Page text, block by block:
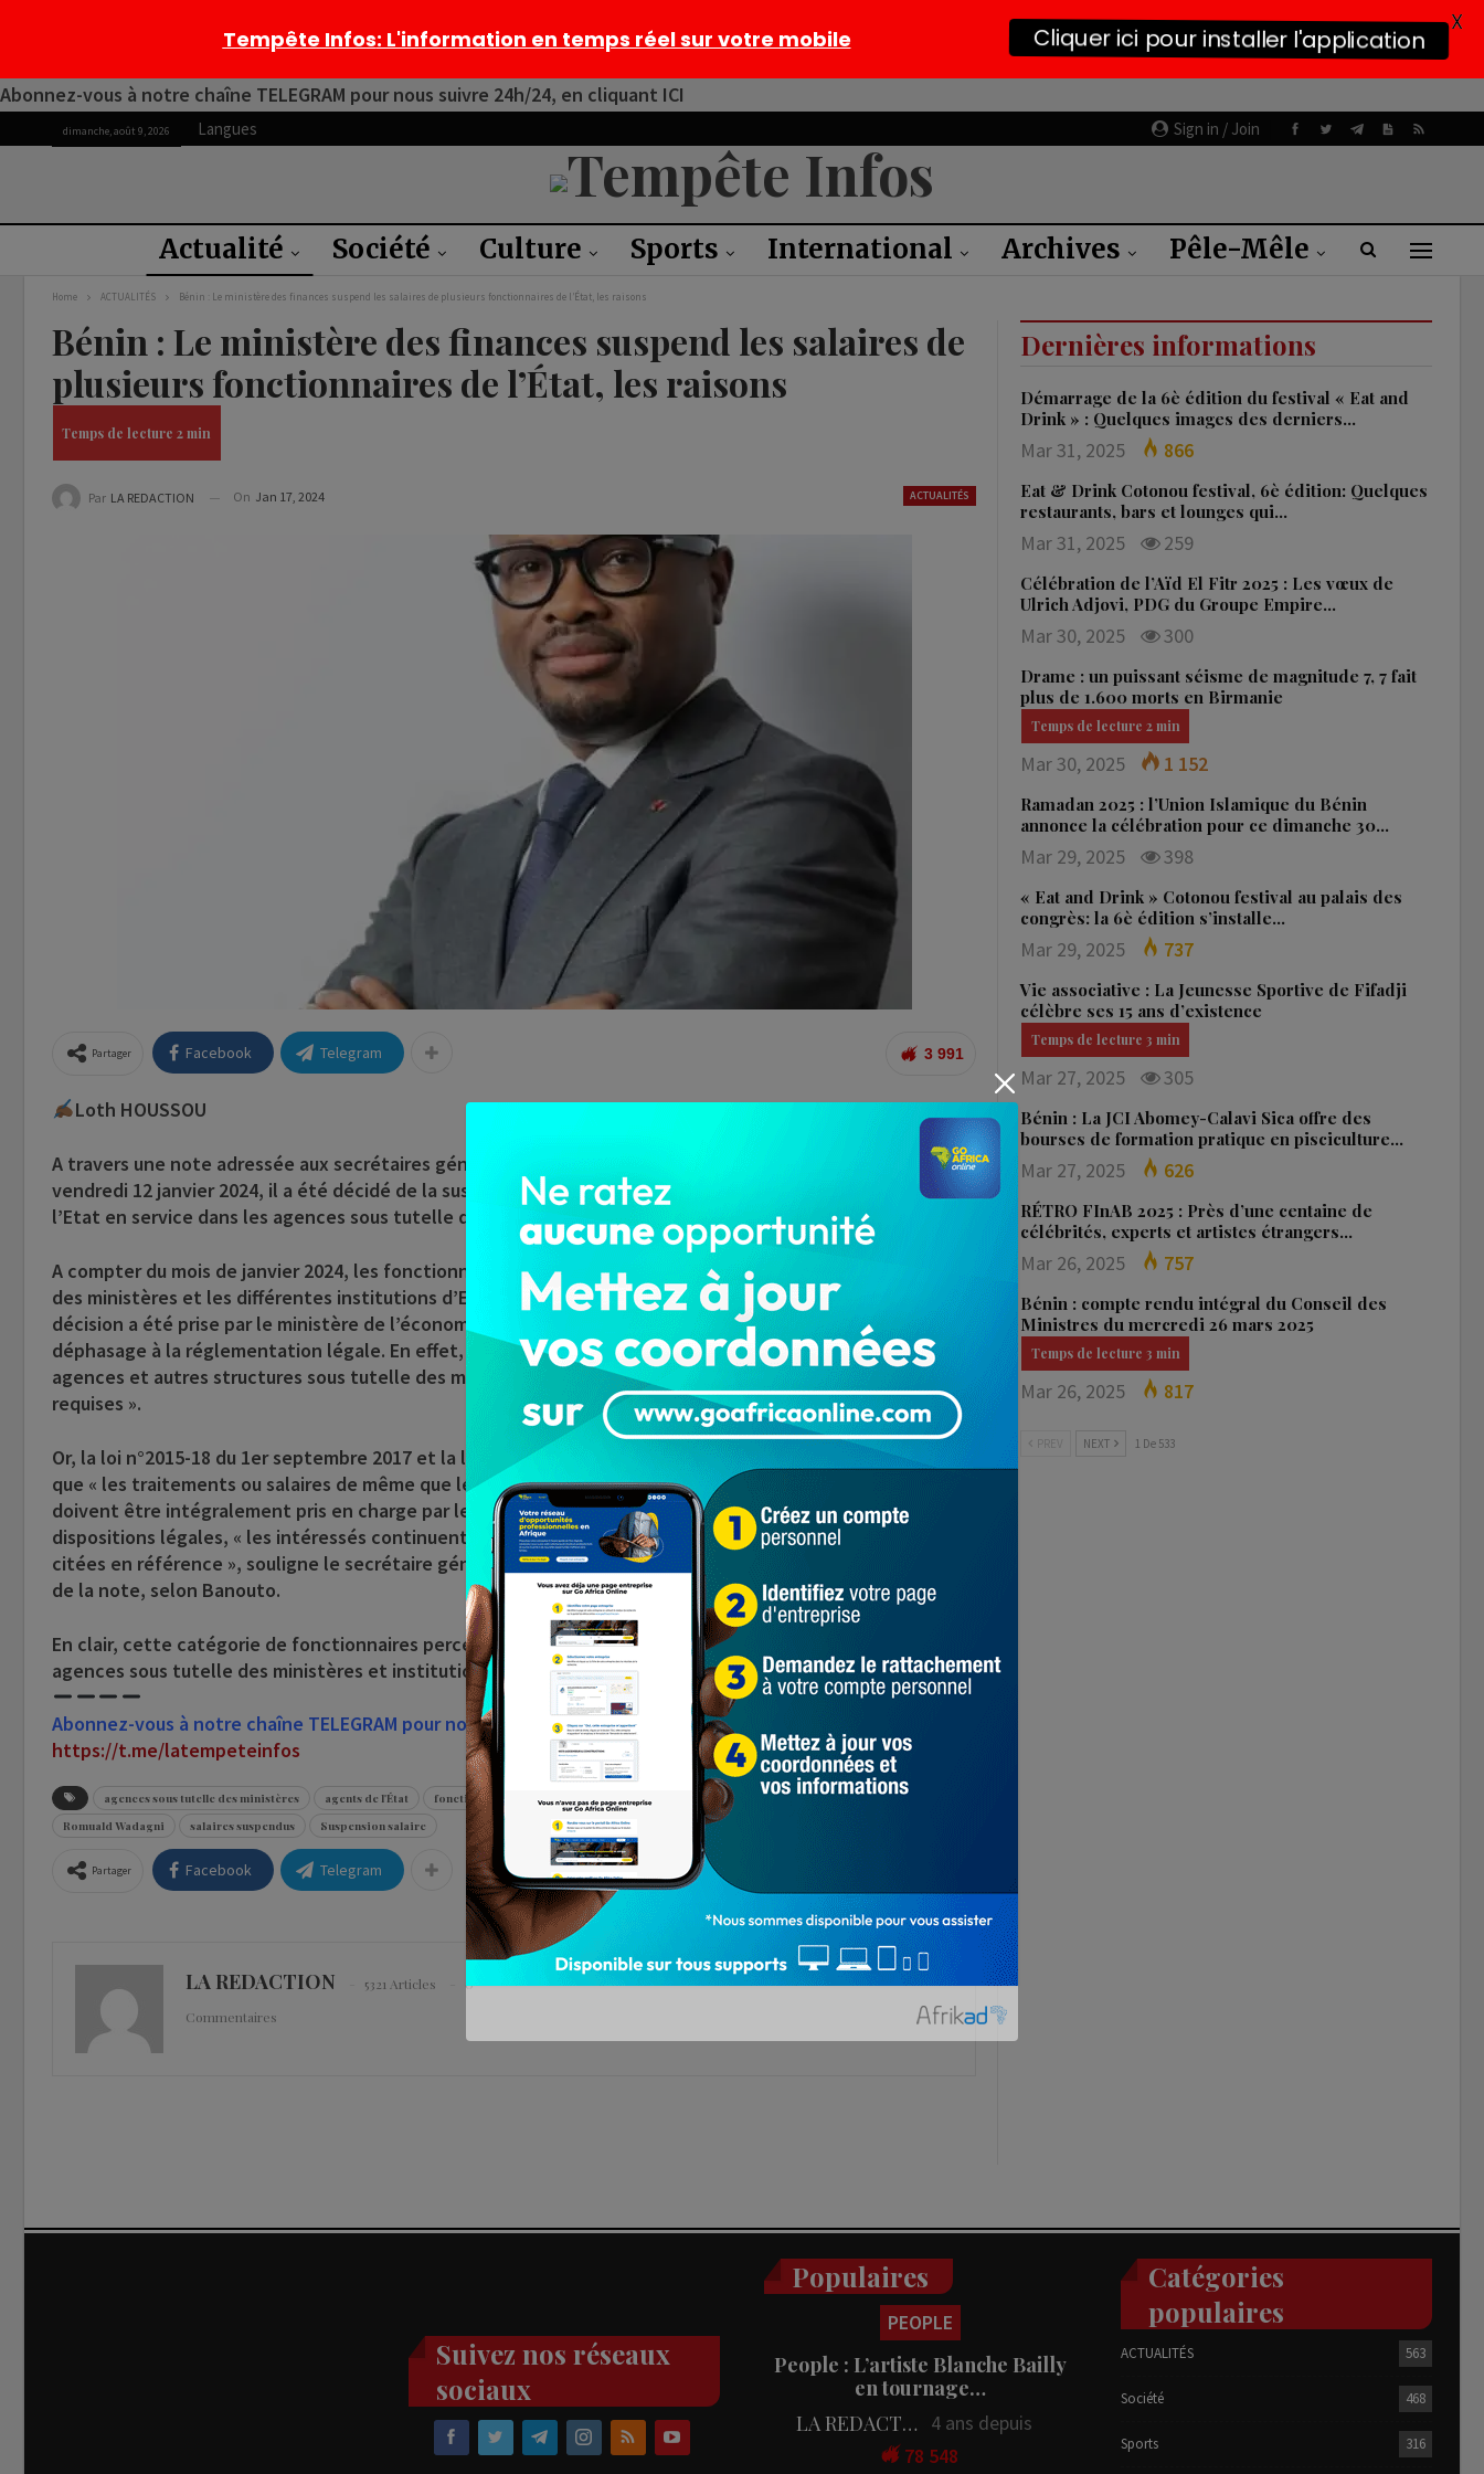
Abonnez-vous à notre chaîne TELEGRAM pour nous suivre 24h/24, en cliquant ICI
Sign in / Join
dimanche, août 9, 2026 Langues
Actualité Société Culture Sports International Archives Pêle-Mêle
Home ACTUALITÉS Bénin : Le ministère des finances suspend les salaires de plusieurs fonctionnaires de l’État, les raisons
Bénin : Le ministère des finances suspend les salaires de
plusieurs fonctionnaires de l’État, les raisons
ACTUALITÉS
Par LA REDACTION On Jan 17, 2024
3 991
Partager Facebook Telegram
Loth HOUSSOU
A travers une note adressée aux secrétaires généraux des ministères et institutions d’Etat en date du
vendredi 12 janvier 2024, il a été décidé de la suspension de payement des salaires des fonctionnaires de
l’Etat en service dans les agences sous tutelle des ministères et institutions d’Etat.
A compter du mois de janvier 2024, les fonctionnaires de l’Etat en service dans les agences sous tutelle
des ministères et les différentes institutions d’Etat, n’émargeront plus au fichier solde de l’Etat. La
décision a été prise par le ministère de l’économie et des finances, pour régulariser une pratique en
déphasage à la réglementation légale. En effet, « certains agents de l’Etat sont mis à la disposition des
agences et autres structures sous tutelle des ministères et institutions d’Etat, sans les formalités
requises ».
Or, la loi n°2015-18 du 1er septembre 2017 et la loi n°2020-20 du 02 septembre 2020, disposent entre autres
que « les traitements ou salaires de même que les indemnités de fonction et tous autres avantages
doivent être intégralement pris en charge par les entreprises publiques concernées ». Mais malgré ces
dispositions légales, « les intéressés continuent d’émarger au fichier solde de l’Etat au mépris des lois
citées en référence », souligne le secrétaire général du ministère de l’Economie et des Finances signataire
de la note, selon Banouto.
En clair, cette catégorie de fonctionnaires percevront désormais leurs salaires des caisses des différentes
agences sous tutelle des ministères et institutions d’Etat.
Abonnez-vous à notre chaîne TELEGRAM pour nous suivre 24h/24, en cliquant ici
https://t.me/latempeteinfos
agences sous tutelle des ministères agents de l'État fonctionnaires de l'État institutions d'État
ministère de l'économie et des finances
Romuald Wadagni
salaires suspendus Suspension salaire
Partager Facebook Telegram
LA REDACTION 5321 Articles
0
Commentaires
Dernières informations
Démarrage de la 6è édition du festival « Eat and
Drink » : Quelques images des derniers…
Mar 31, 2025 866
Eat & Drink Cotonou festival, 6è édition: Quelques
restaurants, bars et lounges qui…
Mar 31, 2025 259
Célébration de l’Aïd El Fitr 2025 : Les vœux de
Ulrich Adjovi, PDG du Groupe Empire…
Mar 30, 2025 300
Drame : un puissant séisme de magnitude 7, 7 fait
plus de 1.600 morts en Birmanie
Mar 30, 2025 1 152
Ramadan 2025 : l’Union Islamique du Bénin
annonce la célébration pour ce dimanche 30…
Mar 29, 2025 398
« Eat and Drink » Cotonou festival au palais des
congrès: la 6è édition s’installe…
Mar 29, 2025 737
Vie associative : La Jeunesse Sportive de Fifadji
célèbre ses 15 ans d’existence
Mar 27, 2025 305
Bénin : La JCI Abomey-Calavi Sica offre des
bourses de formation pratique en pisciculture…
Mar 27, 2025 626
RÉTRO FInAB 2025 : Près d’une centaine de
célébrités, experts et artistes étrangers…
Mar 26, 2025 757
Bénin : compte rendu intégral du Conseil des
Ministres du mercredi 26 mars 2025
Mar 26, 2025 817
NEXT 1 De 533
Suivez nos réseaux
sociaux
Populaires
PEOPLE
People : L’artiste Blanche Bailly
en tournage…
LA REDACTION
4 ans depuis
78 548
Catégories
populaires
ACTUALITÉS 563
Société 468
Sports 316
Tempête Infos: L'information en temps réel sur votre mobile Cliquer ici pour installer l'application
X